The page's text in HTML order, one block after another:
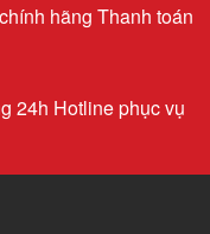
hãng Thanh toán
24h Hotline phục vụ